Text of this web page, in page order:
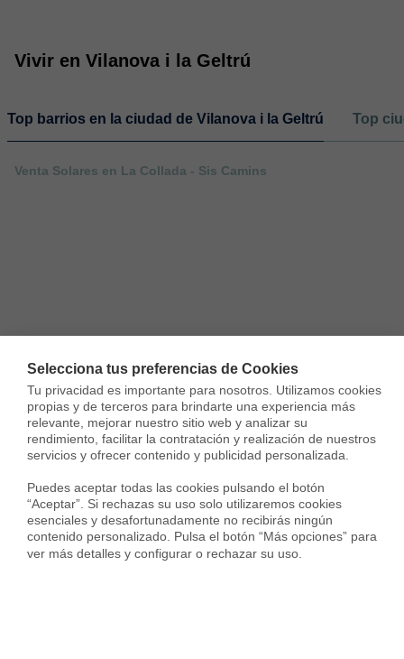
Selecciona tus preferencias de Cookies
Tu privacidad es importante para nosotros. Utilizamos cookies
propias y de terceros para brindarte una experiencia más
relevante, mejorar nuestro sitio web y analizar su
rendimiento, facilitar la contratación y realización de nuestros
servicios y ofrecer contenido y publicidad personalizada.
Puedes aceptar todas las cookies pulsando el botón
“Aceptar”. Si rechazas su uso solo utilizaremos cookies
esenciales y desafortunadamente no recibirás ningún
contenido personalizado. Pulsa el botón “Más opciones” para
ver más detalles y configurar o rechazar su uso.
Vivir en Vilanova i la Geltrú
Top barrios en la ciudad de Vilanova i la Geltrú Top
Venta Solares en La Collada - Sis Camins